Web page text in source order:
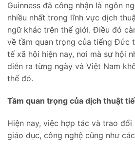
Guinness đã công nhận là ngôn
nhiều nhất trong lĩnh vực dịch
ngữ khác trên thế giới. Điều đó
về tầm quan trọng của tiếng Đức
tế xã hội hiện nay, nơi mà sự hội
diễn ra từng ngày và Việt Nam
thế đó.
Tầm quan trọng của dịch thuật
Hiện nay, việc hợp tác và trao đổi
giáo dục, công nghệ cũng như